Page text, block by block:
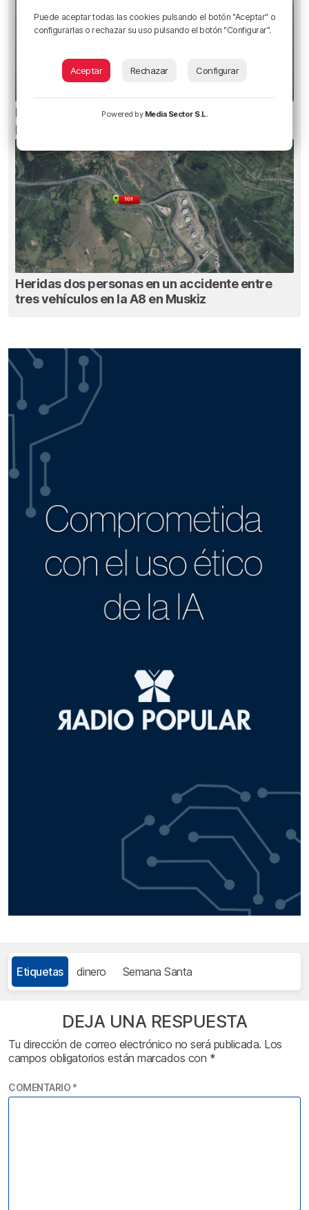
Euskadi registra 27 picaduras de carabela
portuguesa
Heridas dos personas en un accidente entre
tres vehículos en la A8 en Muskiz
Etiquetas dinero Semana Santa
DEJA UNA RESPUESTA
Tu dirección de correo electrónico no será publicada. Los
campos obligatorios están marcados con *
COMENTARIO *
Puede aceptar todas las cookies pulsando el botón "Aceptar" o
configurarlas o rechazar su uso pulsando el botón "Configurar".
Aceptar Rechazar Configurar
Powered by Media Sector S.L.